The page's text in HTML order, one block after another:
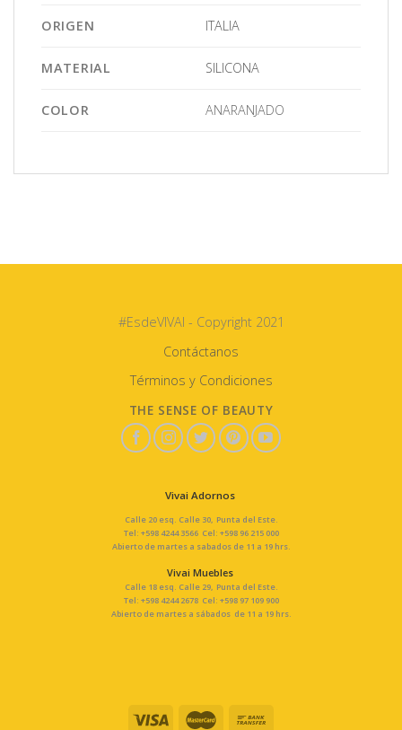
ORIGEN ITALIA
MATERIAL SILICONA
COLOR ANARANJADO
#EsdeVIVAI - Copyright 2021
Contáctanos
Términos y Condiciones
THE SENSE OF BEAUTY
Vivai Adornos
Calle 20 esq. Calle 30, Punta del Este.
Tel: +598 4244 3566 Cel: +598 96 215 000
Abierto de martes a sabados de 11 a 19 hrs.
Vivai Muebles
Calle 18 esq. Calle 29, Punta del Este.
Tel: +598 4244 2678 Cel: +598 97 109 900
Abierto de martes a sábados de 11 a 19 hrs.